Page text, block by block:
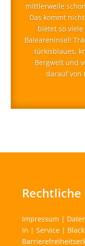
mittlerweile
Das kommt
bietet so
Baleareninsel!
türkisblaues,
Bergwelt und
darauf von
Impressum |
In | Service|